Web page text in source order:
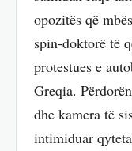
opozitës që
spin-doktorë të
protestues e
Greqia.
dhe kamera të
intimiduar